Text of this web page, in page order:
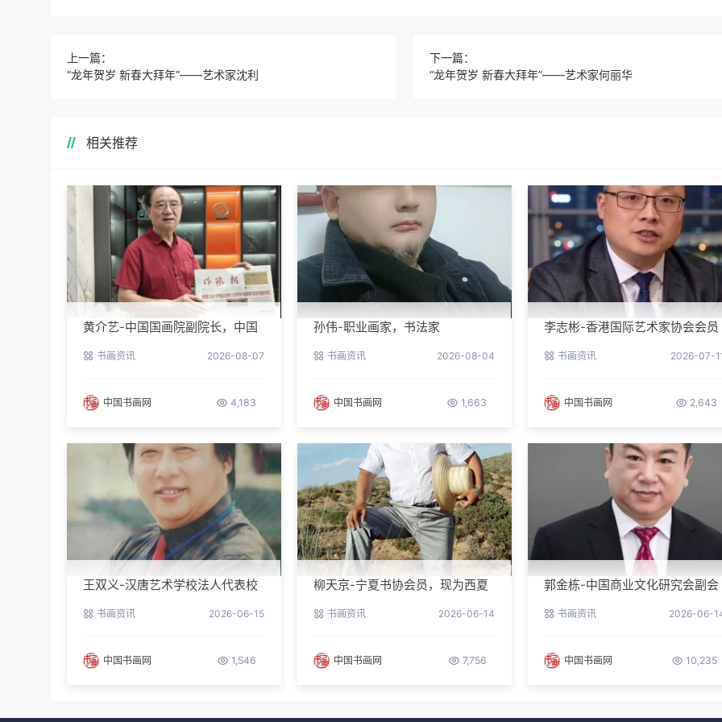
上一篇：
“龙年贺岁 新春大拜年”――艺术家沈利
下一篇：
“龙年贺岁 新春大拜年”――艺术家何丽华
相关推荐
黄介艺-中国国画院副院长，中国
书画资讯 2026-08-07
中国书画网 4,183
孙伟-职业画家，书法家
书画资讯 2026-08-04
中国书画网 1,663
李志彬-香港国际艺术家协会会员
书画资讯 2026-07-
中国书画网 2,643
王双义-汉唐艺术学校法人代表校
书画资讯 2026-06-15
中国书画网 1,546
柳天京-宁夏书协会员，现为西夏
书画资讯 2026-06-14
中国书画网 7,756
郭金栋-中国商业文化研究会副会
书画资讯 2026-06-
中国书画网 10,235